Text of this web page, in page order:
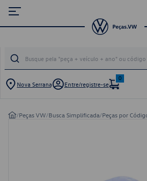
Nova Serrana Entre/registre-se
0
/Peças VW/Busca Simplificada/Peças por